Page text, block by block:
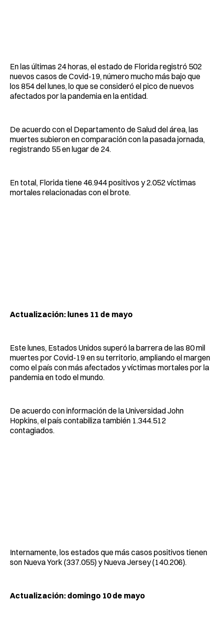
En las últimas 24 horas, el estado de Florida registró 502
nuevos casos de Covid-19, número mucho más bajo que
los 854 del lunes, lo que se consideró el pico de nuevos
afectados por la pandemia en la entidad.
De acuerdo con el Departamento de Salud del área, las
muertes subieron en comparación con la pasada jornada,
registrando 55 en lugar de 24.
En total, Florida tiene 46.944 positivos y 2.052 víctimas
mortales relacionadas con el brote.
Actualización: lunes 11 de mayo
Este lunes, Estados Unidos superó la barrera de las 80 mil
muertes por Covid-19 en su territorio, ampliando el margen
como el país con más afectados y víctimas mortales por la
pandemia en todo el mundo.
De acuerdo con información de la Universidad John
Hopkins, el país contabiliza también 1.344.512
contagiados.
Internamente, los estados que más casos positivos tienen
son Nueva York (337.055) y Nueva Jersey (140.206).
Actualización: domingo 10 de mayo